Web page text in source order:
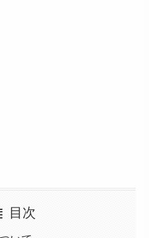
目次